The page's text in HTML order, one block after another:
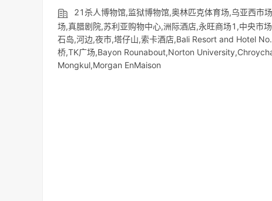
21杀人博物馆,监狱博物馆,奥林匹克体育场,乌亚西市
场,真腊剧院,苏利亚购物中心,洲际酒店,永旺商场1,中央市
石岛,河边,夜市,塔仔山,索卡酒店,Bali Resort and Hotel
桥,TK广场,Bayon Rounabout,Norton
Mongkul,Morgan EnMaison